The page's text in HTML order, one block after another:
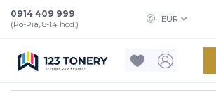
EUR
0914 409 999
(Po-Pia, 8-14 hod.)